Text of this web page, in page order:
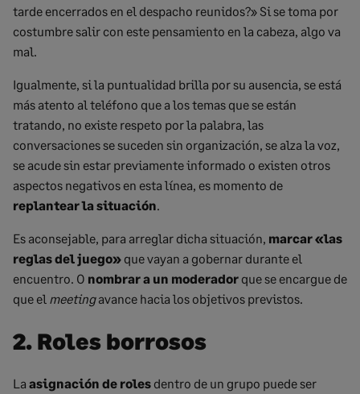
tarde encerrados en el despacho reunidos?» Si se toma por
costumbre salir con este pensamiento en la cabeza, algo va
mal.
Igualmente, si la puntualidad brilla por su ausencia, se está
más atento al teléfono que a los temas que se están
tratando, no existe respeto por la palabra, las
conversaciones se suceden sin organización, se alza la voz,
se acude sin estar previamente informado o existen otros
aspectos negativos en esta línea, es momento de
replantear la situación.
Es aconsejable, para arreglar dicha situación, marcar «las
reglas del juego» que vayan a gobernar durante el
encuentro. O nombrar a un moderador que se encargue de
que el meetingavance hacia los objetivos previstos.
2. Roles borrosos
La asignación de roles dentro de un grupo puede ser